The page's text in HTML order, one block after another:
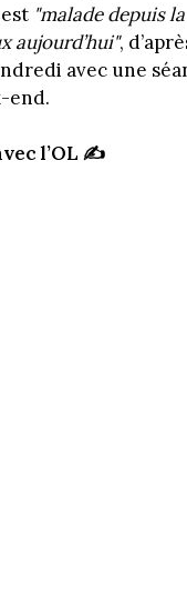
"malade depuis
aujourd’hui",
avec une
end.
l’OL ✍️